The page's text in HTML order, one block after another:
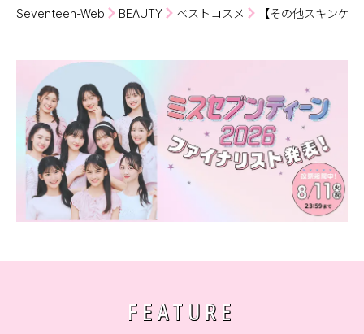
Seventeen-Web BEAUTY ベストコスメ 【その他スキンケ
FEATURE